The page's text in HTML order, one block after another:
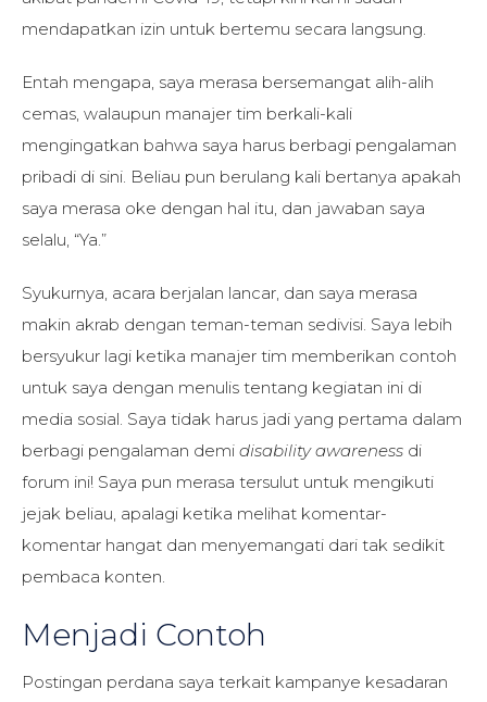
mendapatkan izin untuk bertemu secara langsung.
Entah mengapa, saya merasa bersemangat alih-alih
cemas, walaupun manajer tim berkali-kali
mengingatkan bahwa saya harus berbagi pengalaman
pribadi di sini. Beliau pun berulang kali bertanya apakah
saya merasa oke dengan hal itu, dan jawaban saya
selalu, “Ya.”
Syukurnya, acara berjalan lancar, dan saya merasa
makin akrab dengan teman-teman sedivisi. Saya lebih
bersyukur lagi ketika manajer tim memberikan contoh
untuk saya dengan menulis tentang kegiatan ini di
media sosial. Saya tidak harus jadi yang pertama dalam
berbagi pengalaman demi disability awareness di
forum ini! Saya pun merasa tersulut untuk mengikuti
jejak beliau, apalagi ketika melihat komentar-
komentar hangat dan menyemangati dari tak sedikit
pembaca konten.
Menjadi Contoh
Postingan perdana saya terkait kampanye kesadaran